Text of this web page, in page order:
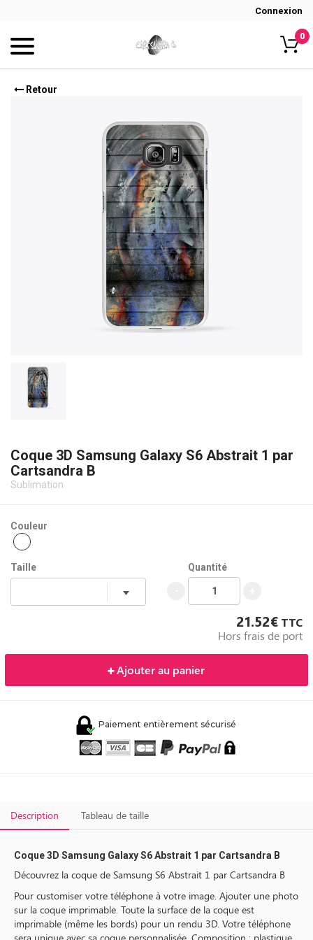
Connexion
0
Retour
Coque 3D Samsung Galaxy S6 Abstrait 1 par
Cartsandra B
Sublimation
Couleur
Taille Quantité
21.52€ TTC
Hors frais de port
Ajouter au panier
Paiement entièrement sécurisé
Description Tableau de taille
Coque 3D Samsung Galaxy S6 Abstrait 1 par Cartsandra B
Découvrez la coque de Samsung S6 Abstrait 1 par Cartsandra B
Pour customiser votre téléphone à votre image. Ajouter une photo
sur la coque imprimable. Toute la surface de la coque est
imprimable (même les bords) pour un rendu 3D. Votre téléphone